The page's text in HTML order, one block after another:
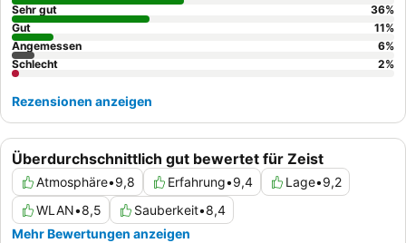
sich, ein Zimmer mit Zugang zum
Schwimmbad und zur Sauna
zu buchen.
Überdurchschnittlich gut bewertet für Zeist
Atmosphäre•9,8 Erfahrung•9,4 Lage•9,2
WLAN•8,5 Sauberkeit•8,4
Mehr Bewertungen anzeigen
Sehr gut
36%
Gut
11%
Angemessen
6%
Schlecht
2%
Rezensionen anzeigen